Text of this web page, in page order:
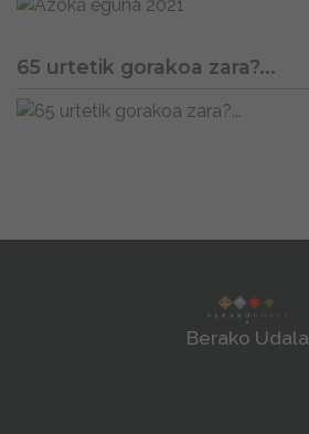
65 urtetik gorakoa zara?...
Berako Udala